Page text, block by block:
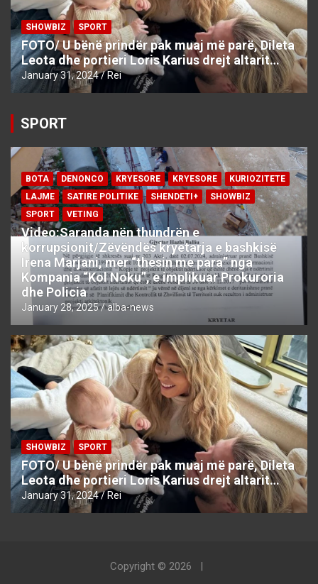
SHOWBIZ SPORT
FOTO/ U bënë prindër pak muaj më parë, Dileta
Leota dhe portieri Loris Karius drejt altarit…
January 31, 2024 Rei
SPORT
BOTA DENONCO KRYESORE KRYESORE
KURIOZITETE
LAJME
SATIRE POLITIKE SHENDETI+
SHOWBIZ
SPORT
VETING
Video:Saranda nën thundrën e
korrupsionit/Zëvëndës kryetarja e bashkisë
Irena Marjani, mer “thesin me para” nga
Kompania “Kol Noku”, e implikuar Prokuroria
dhe Policia
January 28, 2025 alba-news
SHOWBIZ SPORT
FOTO/ U bënë prindër pak muaj më parë, Dileta
Leota dhe portieri Loris Karius drejt altarit…
January 31, 2024 Rei
Copyright © 2026